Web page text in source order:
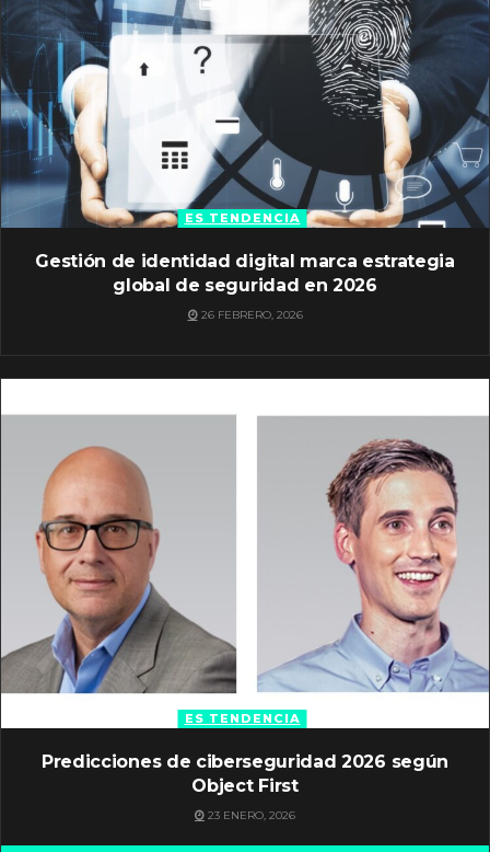
ES TENDENCIA
Gestión de identidad digital marca estrategia
global de seguridad en 2026
26 FEBRERO, 2026
ES TENDENCIA
Predicciones de ciberseguridad 2026 según
Object First
23 ENERO, 2026